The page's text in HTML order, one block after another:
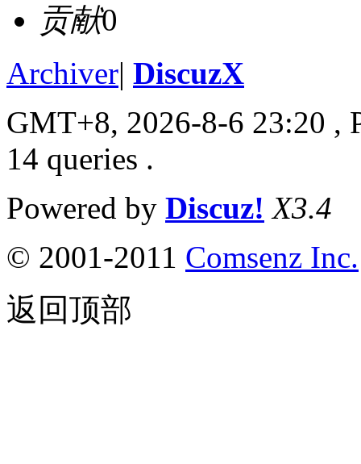
贡献0
Archiver| DiscuzX
GMT+8, 2026-8-6 23:20 ,
14 queries .
Powered by Discuz! X3.4
© 2001-2011 Comsenz Inc.
返回顶部